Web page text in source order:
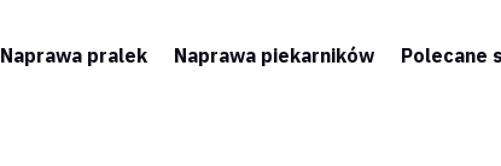
Naprawa pralek Naprawa piekarników Polecane